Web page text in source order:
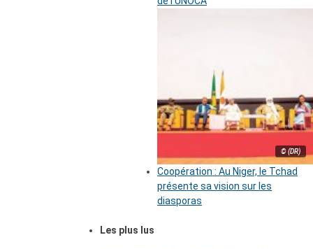
© (DR)
Coopération : Au Niger, le Tchad
présente sa vision sur les
diasporas
Les plus lus